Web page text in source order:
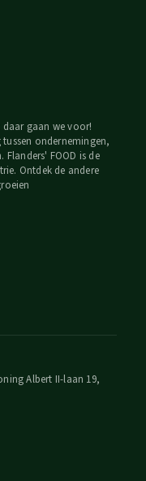
daar gaan we voor!
ondernemingen,
FOOD is de
Ontdek de andere
Albert II-laan 19,